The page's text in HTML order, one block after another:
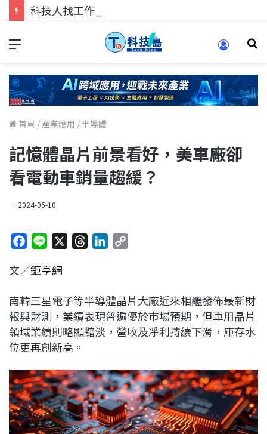
科技人找工作，就到TECH+ 科技專區!
首頁 / 產業應用 /半導體
記憶體晶片前景看好，美車廠卻
看電動車銷量趨緩？
2024-05-10
c
b
o
o
k
n
a
d
s
e
d
I
L
i
n
文／鉅亨網
南韓三星電子等半導體晶片大廠近來相繼發佈最新財
報與財測，業績表現普遍優於市場預期，但車用晶片
領域業績則略顯黯淡，營收及凈利持續下滑，庫存水
位更再創新高。